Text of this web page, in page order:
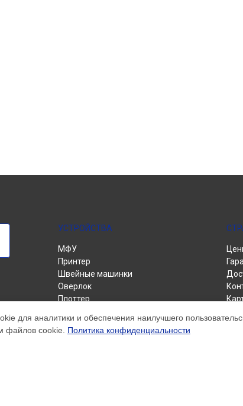
1202R
УСТРОЙСТВА
МФУ
Принтер
Швейные машинки
Оверлок
Плоттер
для аналитики и обеспечения наилучшего
файлов cookie. Политика конфиденциальности